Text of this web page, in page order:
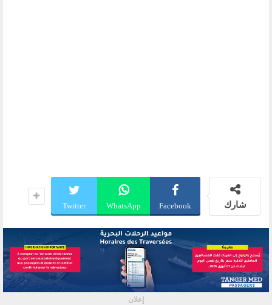
شارك Facebook
WhatsApp
Twitter
إعلان